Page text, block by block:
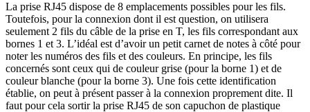
La prise RJ45 dispose de 8 emplacements possibles pour les fils.
Toutefois, pour la connexion dont il est question, on utilisera
seulement 2 fils du câble de la prise en T, les fils correspondant aux
bornes 1 et 3. L’idéal est d’avoir un petit carnet de notes à côté pour
noter les numéros des fils et des couleurs. En principe, les fils
concernés sont ceux qui de couleur grise (pour la borne 1) et de
couleur blanche (pour la borne 3). Une fois cette identification
établie, on peut à présent passer à la connexion proprement dite. Il
faut pour cela sortir la prise RJ45 de son capuchon de plastique